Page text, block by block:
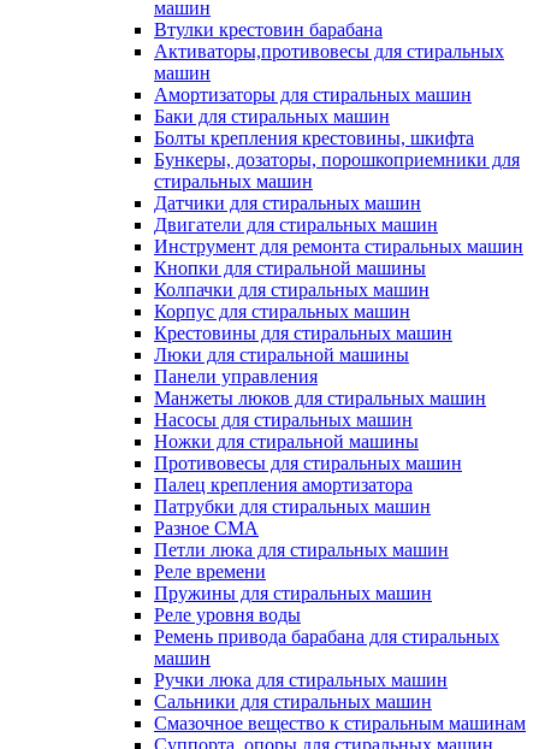
машин
Втулки крестовин барабана
Активаторы,противовесы для стиральных
машин
Амортизаторы для стиральных машин
Баки для стиральных машин
Болты крепления крестовины, шкифта
Бункеры, дозаторы, порошкоприемники для
стиральных машин
Датчики для стиральных машин
Двигатели для стиральных машин
Инструмент для ремонта стиральных машин
Кнопки для стиральной машины
Колпачки для стиральных машин
Корпус для стиральных машин
Крестовины для стиральных машин
Люки для стиральной машины
Панели управления
Манжеты люков для стиральных машин
Насосы для стиральных машин
Ножки для стиральной машины
Противовесы для стиральных машин
Палец крепления амортизатора
Патрубки для стиральных машин
Разное СМА
Петли люка для стиральных машин
Реле времени
Пружины для стиральных машин
Реле уровня воды
Ремень привода барабана для стиральных
машин
Ручки люка для стиральных машин
Сальники для стиральных машин
Смазочное вещество к стиральным машинам
Суппорта, опоры для стиральных машин